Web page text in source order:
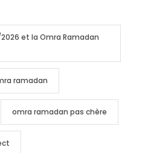
et la Omra Ramadan
ramadan
omra ramadan pas chère